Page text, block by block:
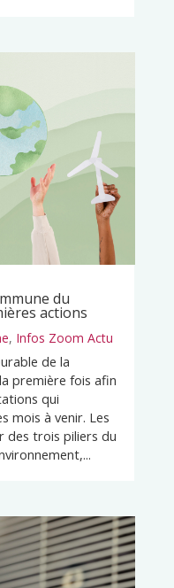
du
actions
, Infos Zoom Actu
de la
première fois afin
qui
mois à venir. Les
des trois piliers du